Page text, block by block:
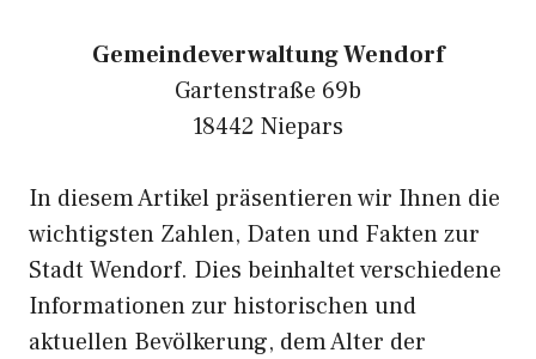
Gemeindeverwaltung Wendorf
Gartenstraße 69b
18442 Niepars
In diesem Artikel präsentieren wir Ihnen die
wichtigsten Zahlen, Daten und Fakten zur
Stadt Wendorf. Dies beinhaltet verschiedene
Informationen zur historischen und
aktuellen Bevölkerung, dem Alter der